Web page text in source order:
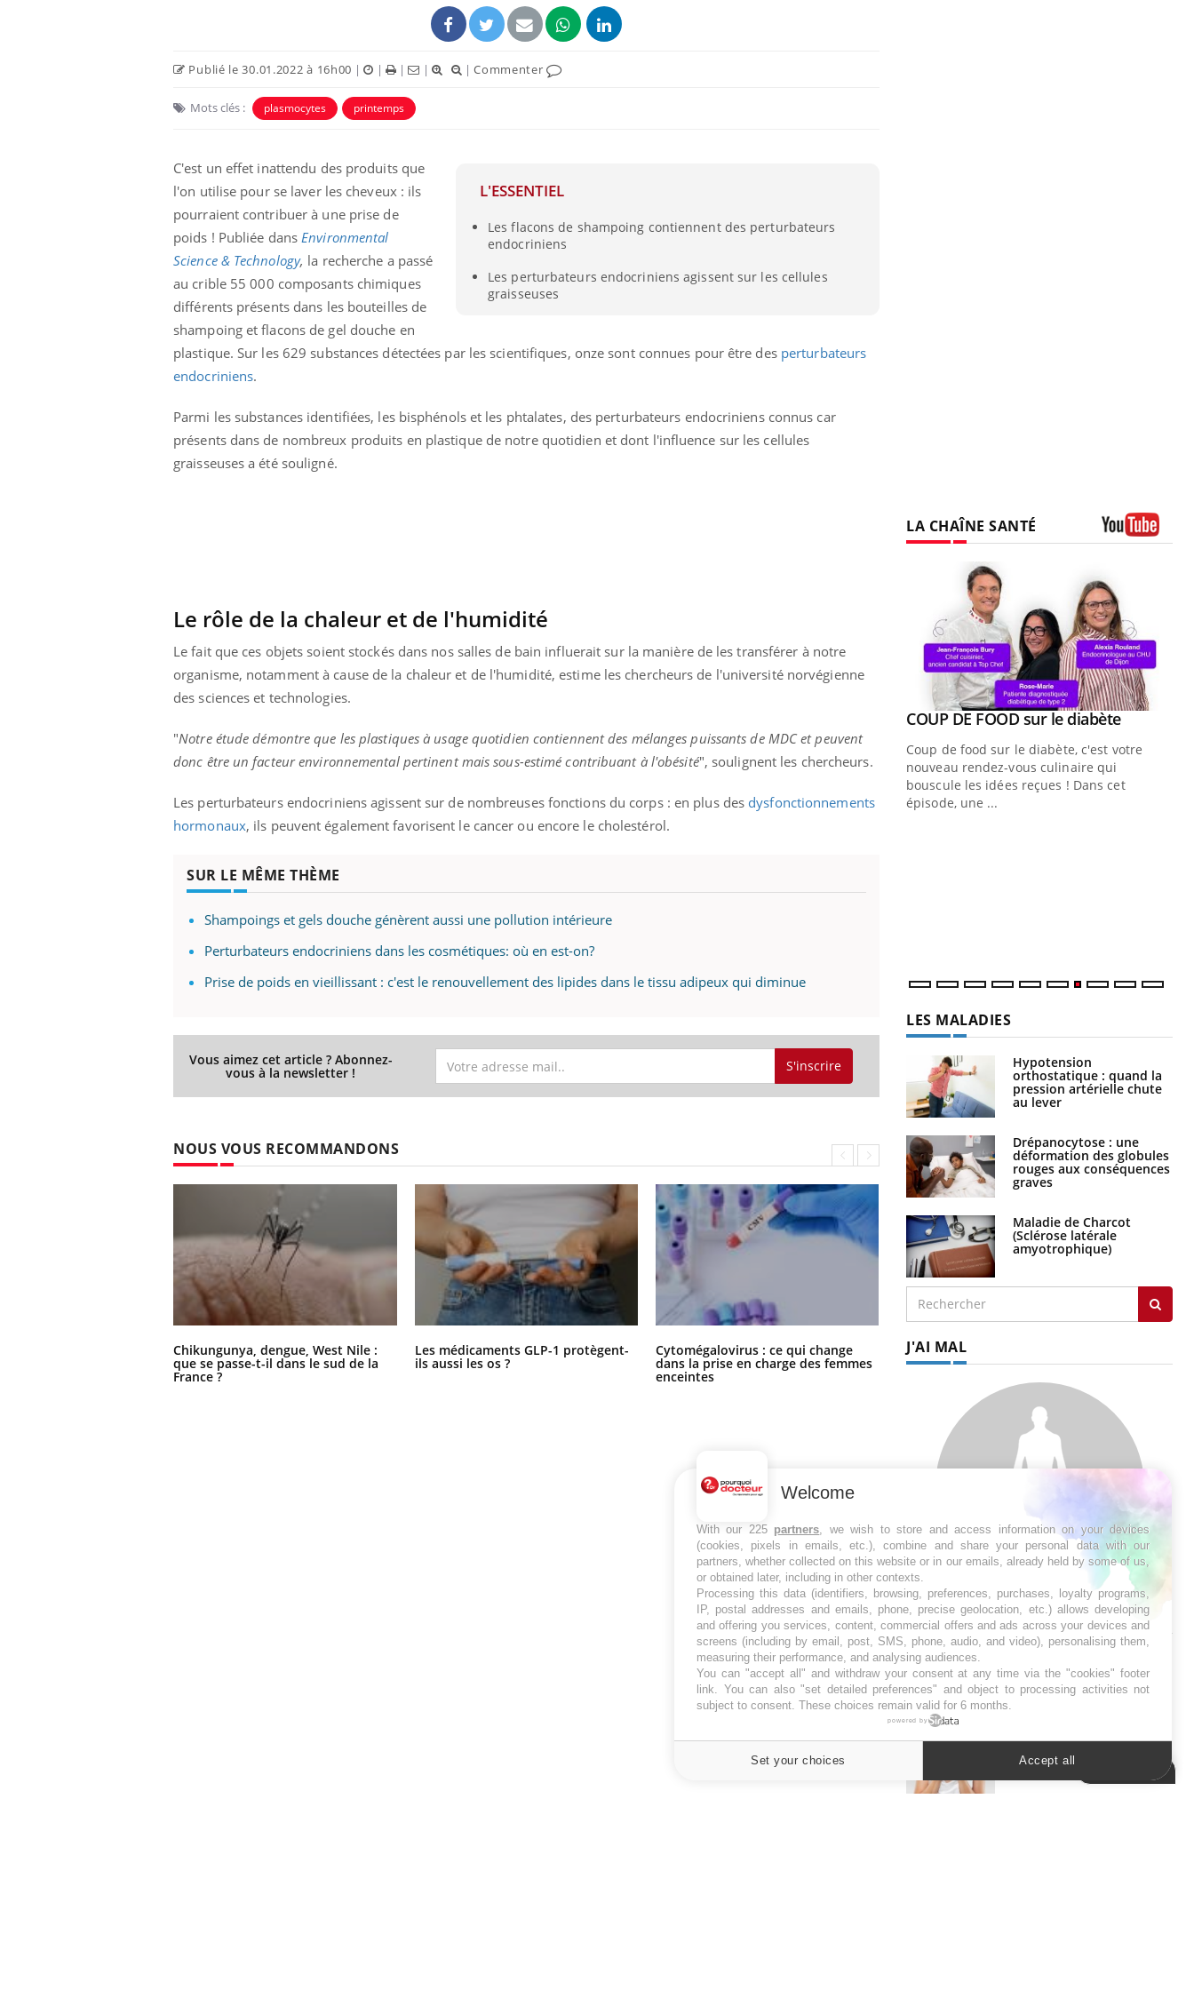
Publié le 30.01.2022 à 16h00 | | | | |Commenter
Mots clés : plasmocytes printemps
L'ESSENTIEL
Les flacons de shampoing contiennent des perturbateurs
endocriniens
Les perturbateurs endocriniens agissent sur les cellules
graisseuses
C'est un effet inattendu des produits que
l'on utilise pour se laver les cheveux : ils
pourraient contribuer à une prise de
poids ! Publiée dansEnvironmental
Science & Technology, la recherche a passé
au crible55 000 composants chimiques
différents présents dans les bouteilles de
shampoing et flacons de gel douche en
plastique. Sur les 629 substances détectées par les scientifiques, onze sont connues pour être des perturbateurs
endocriniens.
Parmi les substances identifiées, les bisphénols et les phtalates, des perturbateurs endocriniens connus car
présents dans de nombreux produits en plastique de notre quotidien et dont l'influence sur les cellules
graisseuses a été souligné.
Le rôle de la chaleur et de l'humidité
Le fait que ces objets soient stockés dans nos salles de bain influerait sur la manière de les transférer à notre
organisme, notamment à cause de la chaleur et de l'humidité, estime les chercheurs de l'université norvégienne
des sciences et technologies.
"Notre étude démontre que les plastiques à usage quotidien contiennent des mélanges puissants de MDC et peuvent
donc être un facteur environnemental pertinent mais sous-estimé contribuant à l'obésité", soulignent les chercheurs.
Les perturbateurs endocriniens agissent sur de nombreuses fonctions du corps : en plus des dysfonctionnements
hormonaux, ils peuvent également favorisent le cancer ou encore le cholestérol.
SUR LE MÊME THÈME
Shampoings et gels douche génèrent aussi une pollution intérieure
Perturbateurs endocriniens dans les cosmétiques: où en est-on?
Prise de poids en vieillissant : c'est le renouvellement des lipides dans le tissu adipeux qui diminue
Vous aimez cet article ? Abonnez-
vous à la newsletter ! S'inscrire
NOUS VOUS RECOMMANDONS
Chikungunya, dengue, West Nile :
que se passe-t-il dans le sud de la
France ?
Les médicaments GLP-1 protègent-
ils aussi les os ?
Cytomégalovirus : ce qui change
dans la prise en charge des femmes
enceintes
La sieste empêche-t-elle de dormir
la nuit ?
LA CHAÎNE SANTÉ
préparer pour l’été !Youtube
L'été arrive… et avec lui, un tout nouveau
soleil, activités en plein air… Nos mains
Le Ramadan approche, et, pour de
nombreuses personnes atteintes de
défis, mais ...
faciliter l’accès à la médecine
préventive Youtube
mutualiste innove en matière de bilan de
santé : l'utilisation d'un « jumeau
Youtube
COUP DE FOOD sur le diabèteYoutube
Coup de food sur le diabète, c'est votre
nouveau rendez-vous culinaire qui
bouscule les idées reçues ! Dans cet
épisode, une ...
LES MALADIES
Hypotension
orthostatique : quand la
pression artérielle chute
au lever
Drépanocytose : une
déformation des globules
rouges aux conséquences
graves
Maladie de Charcot
(Sclérose latérale
amyotrophique)
J'AI MAL
SYMPTÔMES
des métatarsalgies à 90 %
liées à problème d’appui
Mauvaise haleine : il faut
bucco-dentaire
Welcome
With our 225 partners, we wish to store and access information on your devices
(cookies, pixels in emails, etc.), combine and share your personal data with our
partners, whether collected on this website or in our emails, already held by some of us,
or obtained later, including in other contexts.
Processing this data (identifiers, browsing, preferences, purchases, loyalty programs,
IP, postal addresses and emails, phone, precise geolocation, etc.) allows developing
and offering you services, content, commercial offers and ads across your devices and
screens (including by email, post, SMS, phone, audio, and video), personalising them,
measuring their performance, and analysing audiences.
You can "accept all" and withdraw your consent at any time via the "cookies" footer
link. You can also "set detailed preferences" and object to processing activities not
subject to consent. These choices remain valid for 6 months.
powered by
Set your choices Accept all